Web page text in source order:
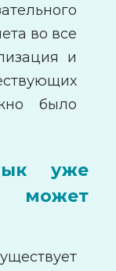
во все
и
было
уже
может